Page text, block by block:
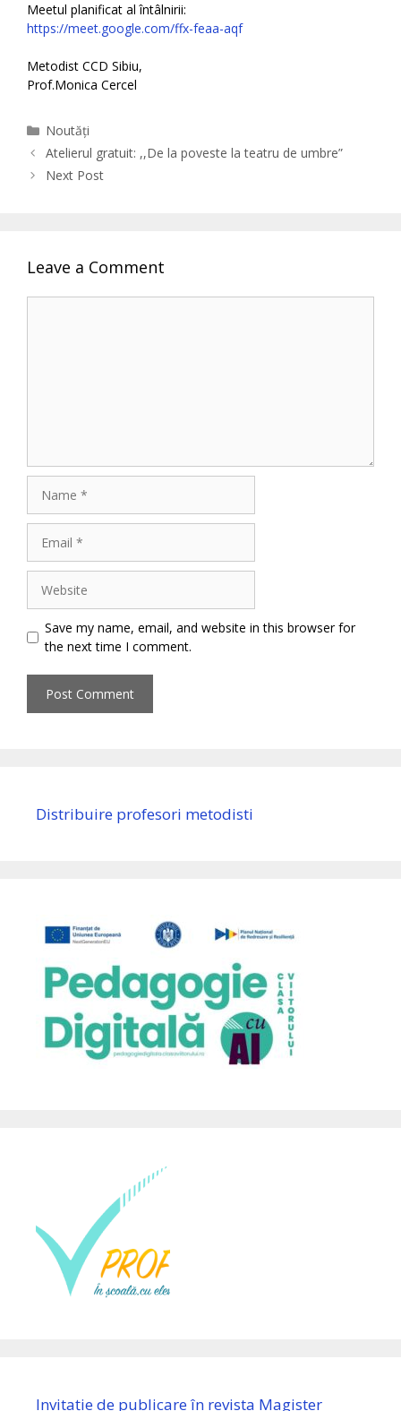
Meetul planificat al întâlnirii:
https://meet.google.com/ffx-feaa-aqf
Metodist CCD Sibiu,
Prof.Monica Cercel
Categories
Noutăți
Atelierul gratuit: ,,De la poveste la teatru de umbre”
Next Post
Leave a Comment
Save my name, email, and website in this browser for
the next time I comment.
Distribuire profesori metodisti
Invitație de publicare în revista Magister